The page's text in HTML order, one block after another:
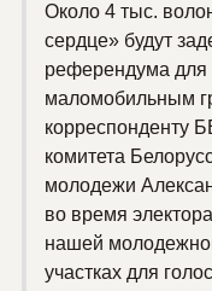
Около 4 тыс.
сердце» будут
референдума для
маломобильным
корреспонденту
комитета
молодежи
во время
нашей
участках для